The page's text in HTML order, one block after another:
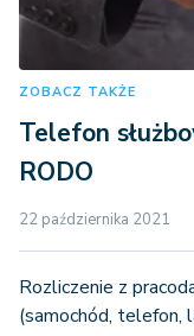
ZOBACZ TAKŻE
Telefon
RODO
22 października 2021
Rozliczenie z
(samochód, telefon,